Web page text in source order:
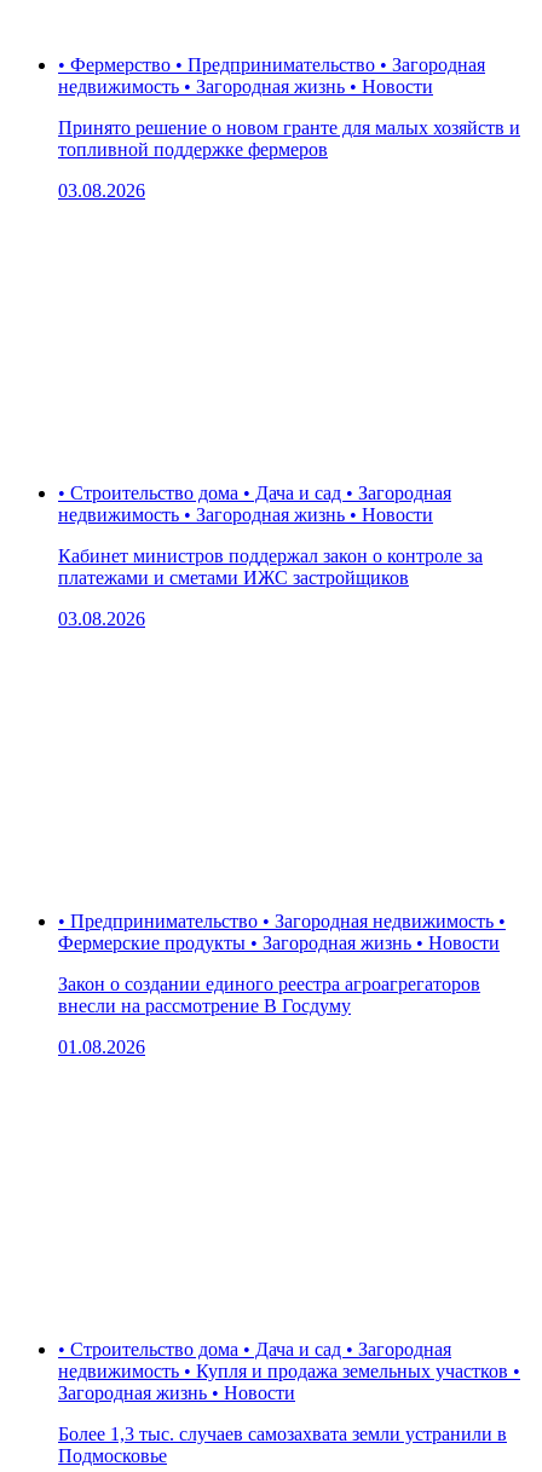
• Фермерство • Предпринимательство • Загородная
недвижимость • Загородная жизнь • Новости
Принято решение о новом гранте для малых хозяйств и
топливной поддержке фермеров
03.08.2026
• Строительство дома • Дача и сад • Загородная
недвижимость • Загородная жизнь • Новости
Кабинет министров поддержал закон о контроле за
платежами и сметами ИЖС застройщиков
03.08.2026
• Предпринимательство • Загородная недвижимость •
Фермерские продукты • Загородная жизнь • Новости
Закон о создании единого реестра агроагрегаторов
внесли на рассмотрение В Госдуму
01.08.2026
• Строительство дома • Дача и сад • Загородная
недвижимость • Купля и продажа земельных участков •
Загородная жизнь • Новости
Более 1,3 тыс. случаев самозахвата земли устранили в
Подмосковье